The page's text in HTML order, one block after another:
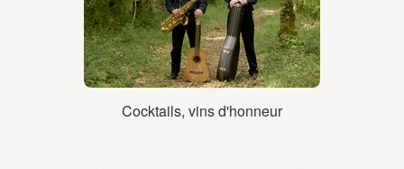
Cocktails, vins d'honneur